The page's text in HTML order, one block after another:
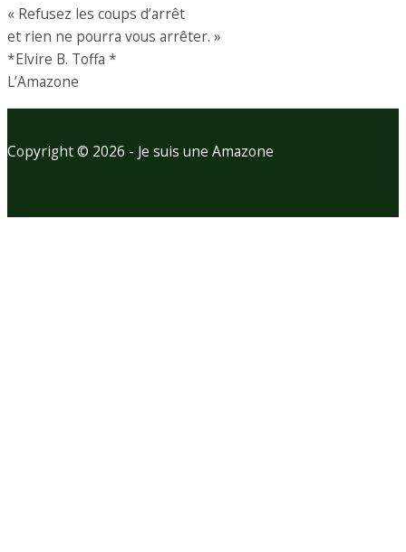
« Refusez les coups d’arrêt
et rien ne pourra vous arrêter. »
*Elvire B. Toffa *
L’Amazone
Copyright © 2026 - Je suis une Amazone